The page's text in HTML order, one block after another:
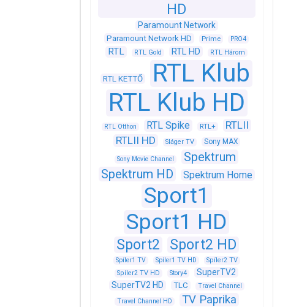
HD
Paramount Network
Paramount Network HD Prime PRO4
RTL RTL Gold RTL HD RTL Három
RTL KETTŐ
RTL Klub
RTL Klub HD
RTL Otthon RTL Spike RTL+
RTLII
RTLII HD
Sláger TV Sony MAX
Sony Movie Channel
Spektrum
Spektrum HD
Spektrum Home
Sport1
Sport1 HD
Sport2 Sport2 HD
Spíler1 TV Spíler1 TV HD
Spíler2 TV
Spíler2 TV HD
Story4
SuperTV2
SuperTV2 HD
TLC
Travel Channel
Travel Channel HD
TV Paprika